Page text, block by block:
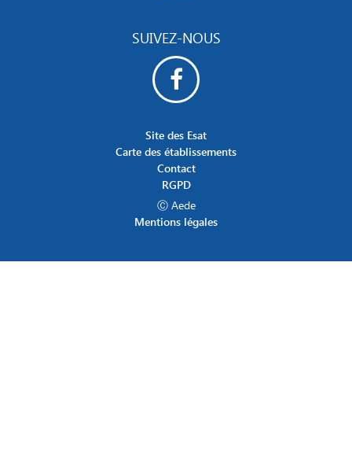
SUIVEZ-NOUS
Site des Esat
Carte des établissements
Contact
RGPD
Ⓒ Aede
Mentions légales